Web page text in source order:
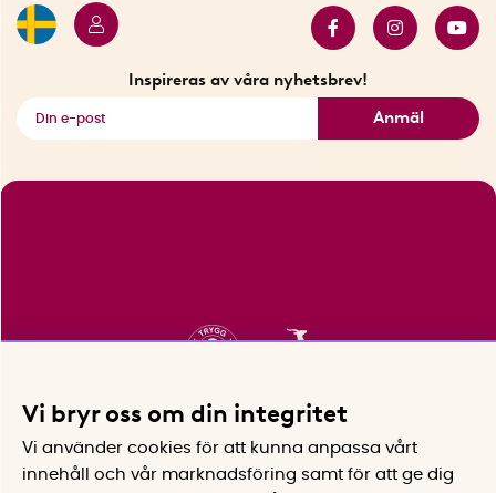
Inspireras av våra nyhetsbrev!
Anmäl
Vi bryr oss om din integritet
Vi använder cookies för att kunna anpassa vårt
innehåll och vår marknadsföring samt för att ge dig